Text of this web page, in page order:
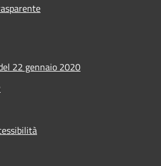
22 gennaio 2020